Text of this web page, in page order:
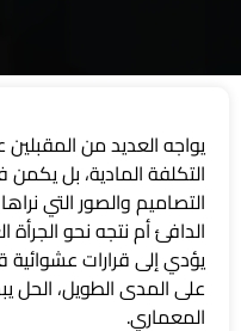
يواجه العديد من المقبلين
التكلفة المادية، بل يكمن
التصاميم والصور التي
الدافئ أم نتجه نحو الجرأة
يؤدي إلى قرارات عشوائية
على المدى الطويل، الحل
المعماري.